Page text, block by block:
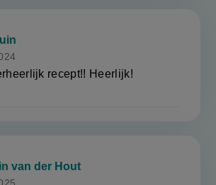
recept!! Heerlijk!
van der Hout